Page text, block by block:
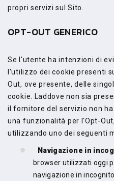
propri servizi sul Sito.
OPT-OUT GENERICO
Se l'utente ha intenzioni di
l'utilizzo dei cookie presenti
Out, ove presente, delle
cookie. Laddove non sia
il fornitore del servizio non
una funzionalità per l'Opt-
utilizzando uno dei seguenti
Navigazione in
browser utilizzati oggi
navigazione in